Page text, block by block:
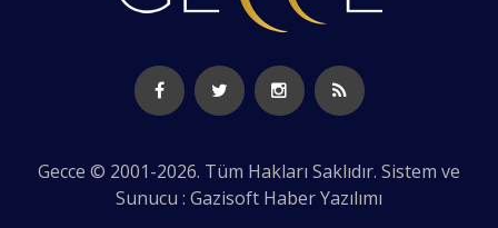
Gecce © 2001-2026. Tüm Hakları Saklıdır. Sistem ve
Sunucu : Gazisoft Haber Yazılımı